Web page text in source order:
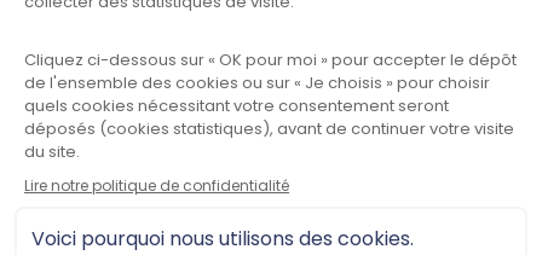
Meet law - Siège social
34970 LATTES
Plan du site
Contactez-nous